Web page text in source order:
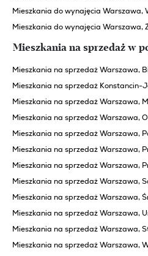
Mieszkania do wynajęcia Warszawa,
Mieszkania do wynajęcia Warszawa,
Mieszkania na sprzedaż w
Mieszkania na sprzedaż Warszawa,
Mieszkania na sprzedaż Konstancin-
Mieszkania na sprzedaż Warszawa,
Mieszkania na sprzedaż Warszawa,
Mieszkania na sprzedaż Warszawa,
Mieszkania na sprzedaż Warszawa,
Mieszkania na sprzedaż Warszawa,
Mieszkania na sprzedaż Warszawa,
Mieszkania na sprzedaż Warszawa,
Mieszkania na sprzedaż Warszawa,
Mieszkania na sprzedaż Warszawa,
Mieszkania na sprzedaż Warszawa,